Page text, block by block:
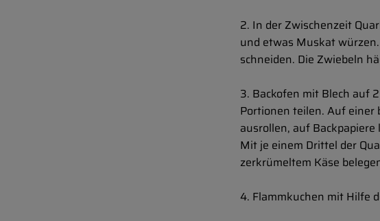
2. In der Zwischenzeit
und etwas Muskat
schneiden. Die Zwiebeln
3. Backofen mit Blech auf
Portionen teilen. Auf einer
ausrollen, auf Backpapiere
Mit je einem Drittel der
zerkrümeltem Käse
4. Flammkuchen mit Hilfe